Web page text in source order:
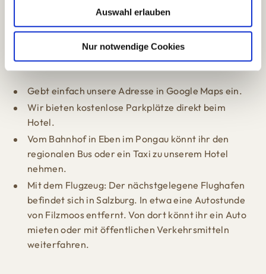
l
Auswahl erlauben
Nur notwendige Cookies
Das Hubertus Boutiquehotel befindet sich in einer
idyllischen Lage in Filzmoos, perfekt für einen
entspannten Urlaub in den Bergen. Hier sind die
einfachsten Wege, um zu uns zu kommen:
Gebt einfach unsere Adresse in Google Maps ein.
Wir bieten kostenlose Parkplätze direkt beim
Hotel.
Vom Bahnhof in Eben im Pongau könnt ihr den
regionalen Bus oder ein Taxi zu unserem Hotel
nehmen.
Mit dem Flugzeug: Der nächstgelegene Flughafen
befindet sich in Salzburg. In etwa eine Autostunde
von Filzmoos entfernt. Von dort könnt ihr ein Auto
mieten oder mit öffentlichen Verkehrsmitteln
weiterfahren.